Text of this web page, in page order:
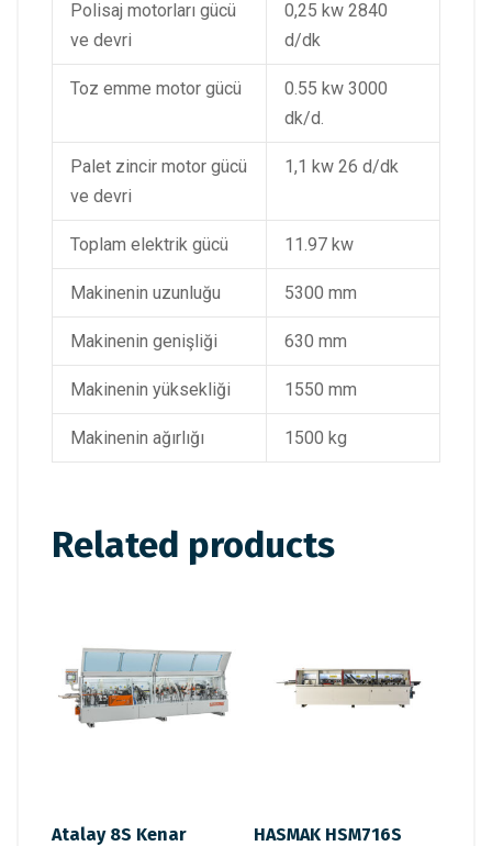
Polisaj motorları gücü
ve devri
0,25 kw 2840
d/dk
Toz emme motor gücü
0.55 kw 3000
dk/d.
Palet zincir motor gücü
ve devri
1,1 kw 26 d/dk
Toplam elektrik gücü 11.97 kw
Makinenin uzunluğu 5300 mm
Makinenin genişliği 630 mm
Makinenin yüksekliği 1550 mm
Makinenin ağırlığı 1500 kg
Related products
Atalay 8S Kenar HASMAK HSM716S